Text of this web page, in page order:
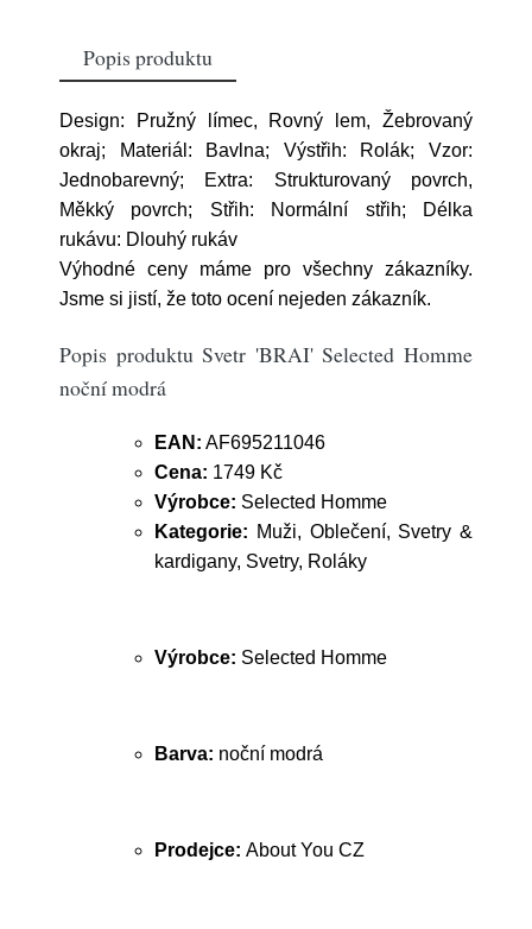
Popis produktu
Design: Pružný límec, Rovný lem, Žebrovaný
okraj; Materiál: Bavlna; Výstřih: Rolák; Vzor:
Jednobarevný; Extra: Strukturovaný povrch,
Měkký povrch; Střih: Normální střih; Délka
rukávu: Dlouhý rukáv
Výhodné ceny máme pro všechny zákazníky.
Jsme si jistí, že toto ocení nejeden zákazník.
Popis produktu Svetr 'BRAI' Selected Homme
noční modrá
EAN: AF695211046
Cena: 1749 Kč
Výrobce: Selected Homme
Kategorie: Muži, Oblečení, Svetry &
kardigany, Svetry, Roláky
Výrobce: Selected Homme
Barva: noční modrá
Prodejce: About You CZ